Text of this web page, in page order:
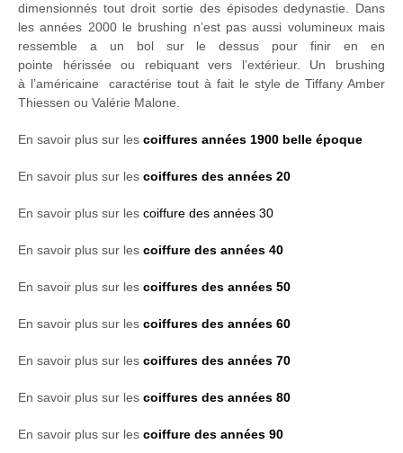
dimensionnés tout droit sortie des épisodes dedynastie. Dans
les années 2000 le brushing n’est pas aussi volumineux mais
ressemble a un bol sur le dessus pour finir en en
pointe hérissée ou rebiquant vers l’extérieur. Un brushing
à l’américaine caractérise tout à fait le style de Tiffany Amber
Thiessen ou Valérie Malone.
En savoir plus sur les coiffures années 1900 belle époque
En savoir plus sur les coiffures des années 20
En savoir plus sur les coiffure des années 30
En savoir plus sur les coiffure des années 40
En savoir plus sur les coiffures des années 50
En savoir plus sur les coiffures des années 60
En savoir plus sur les coiffures des années 70
En savoir plus sur les coiffures des années 80
En savoir plus sur les coiffure des années 90